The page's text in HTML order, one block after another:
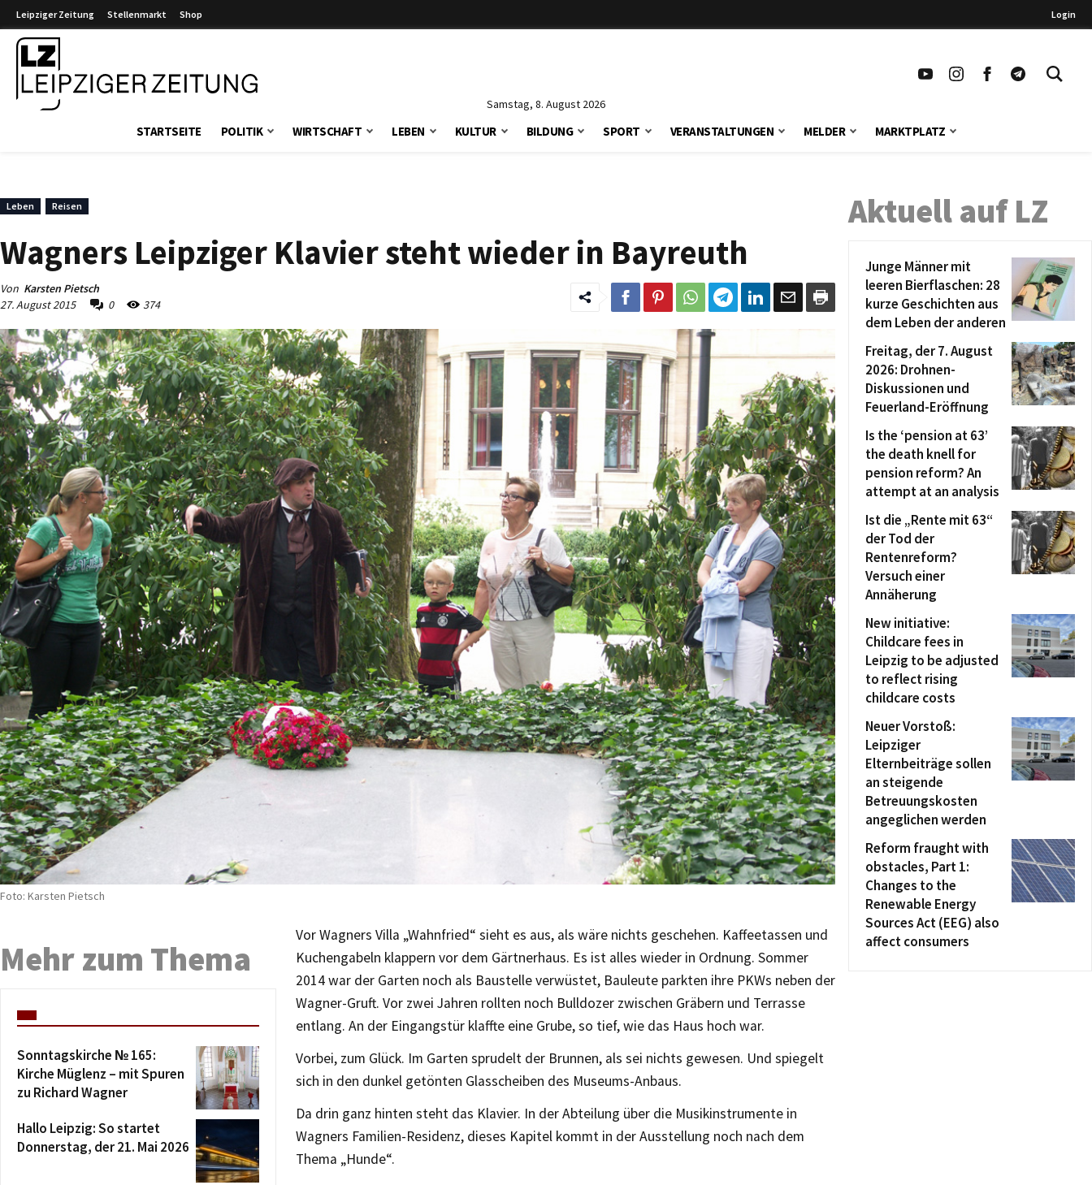
Leipziger Zeitung Stellenmarkt Shop Login
Samstag, 8. August 2026
STARTSEITE POLITIK WIRTSCHAFT LEBEN KULTUR BILDUNG SPORT VERANSTALTUNGEN MELDER MARKTPLATZ
Leben Reisen
Wagners Leipziger Klavier steht wieder in Bayreuth
Von Karsten Pietsch
27. August 2015
0 374
Foto: Karsten Pietsch
Vor Wagners Villa „Wahnfried“ sieht es aus, als wäre nichts geschehen. Kaffeetassen und
Kuchengabeln klappern vor dem Gärtnerhaus. Es ist alles wieder in Ordnung. Sommer
2014 war der Garten noch als Baustelle verwüstet, Bauleute parkten ihre PKWs neben der
Wagner-Gruft. Vor zwei Jahren rollten noch Bulldozer zwischen Gräbern und Terrasse
entlang. An der Eingangstür klaffte eine Grube, so tief, wie das Haus hoch war.
Vorbei, zum Glück. Im Garten sprudelt der Brunnen, als sei nichts gewesen. Und spiegelt
sich in den dunkel getönten Glasscheiben des Museums-Anbaus.
Da drin ganz hinten steht das Klavier. In der Abteilung über die Musikinstrumente in
Wagners Familien-Residenz, dieses Kapitel kommt in der Ausstellung noch nach dem
Thema „Hunde“.
Mehr zum Thema
Sonntagskirche № 165:
Kirche Müglenz – mit Spuren
zu Richard Wagner
Hallo Leipzig: So startet
Donnerstag, der 21. Mai 2026
Aktuell auf LZ
Junge Männer mit
leeren Bierflaschen: 28
kurze Geschichten aus
dem Leben der anderen
Freitag, der 7. August
2026: Drohnen-
Diskussionen und
Feuerland-Eröffnung
Is the ‘pension at 63’
the death knell for
pension reform? An
attempt at an analysis
Ist die „Rente mit 63“
der Tod der
Rentenreform?
Versuch einer
Annäherung
New initiative:
Childcare fees in
Leipzig to be adjusted
to reflect rising
childcare costs
Neuer Vorstoß:
Leipziger
Elternbeiträge sollen
an steigende
Betreuungskosten
angeglichen werden
Reform fraught with
obstacles, Part 1:
Changes to the
Renewable Energy
Sources Act (EEG) also
affect consumers